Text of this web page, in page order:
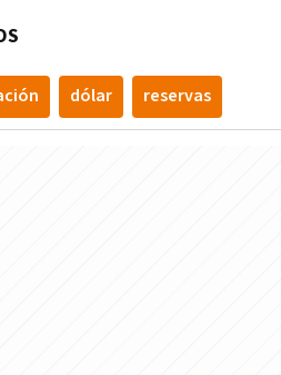
dólar reservas